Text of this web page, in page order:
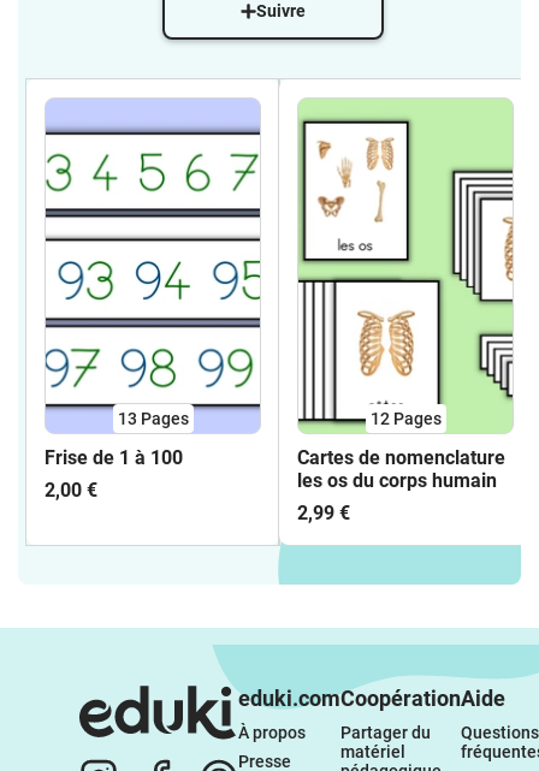
Suivre
13 Pages
Frise de 1 à 100
2,00 €
12 Pages
Cartes de nomenclature
les os du corps humain
2,99 €
eduki.com
À propos
Presse
Coopération
Partager du
matériel
Aide
Questions